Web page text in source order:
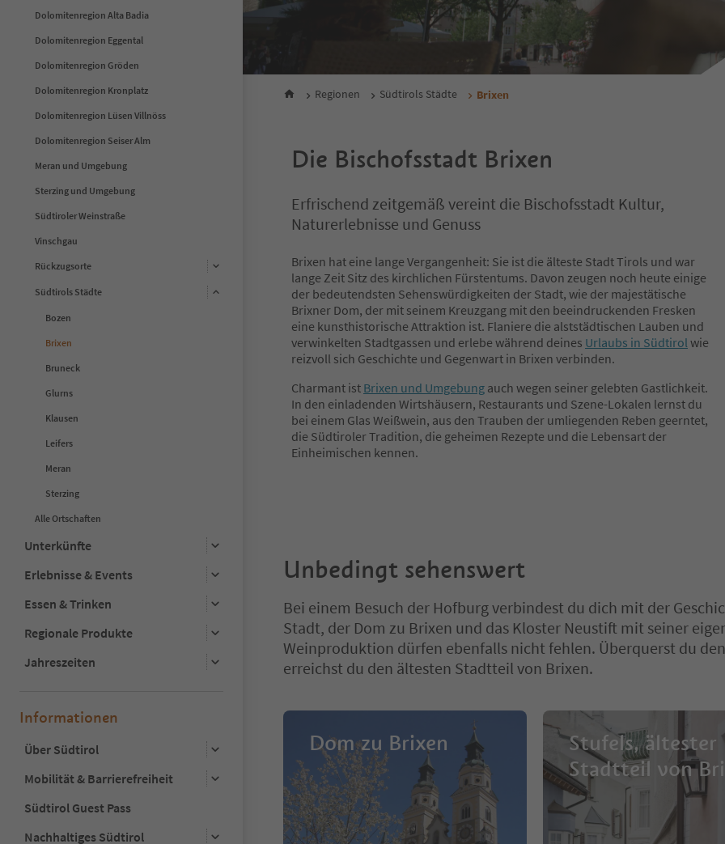
Dolomitenregion Alta Badia
Dolomitenregion Eggental
Dolomitenregion Gröden
Dolomitenregion Kronplatz
Dolomitenregion Lüsen Villnöss
Dolomitenregion Seiser Alm
Meran und Umgebung
Sterzing und Umgebung
Südtiroler Weinstraße
Vinschgau
Rückzugsorte
Südtirols Städte
Bozen
Brixen
Bruneck
Glurns
Klausen
Leifers
Meran
Sterzing
Alle Ortschaften
Unterkünfte
Erlebnisse & Events
Essen & Trinken
Regionale Produkte
Jahreszeiten
Informationen
Über Südtirol
Mobilität & Barrierefreiheit
Südtirol Guest Pass
Nachhaltiges Südtirol
Regionen Südtirols Städte Brixen
Die Bischofsstadt Brixen
Erfrischend zeitgemäß vereint die Bischofsstadt Kultur,
Naturerlebnisse und Genuss
Brixen hat eine lange Vergangenheit: Sie ist die älteste Stadt Tirols und war
lange Zeit Sitz des kirchlichen Fürstentums. Davon zeugen noch heute einige
der bedeutendsten Sehenswürdigkeiten der Stadt, wie der majestätische
Brixner Dom, der mit seinem Kreuzgang mit den beeindruckenden Fresken
eine kunsthistorische Attraktion ist. Flaniere die alststädtischen Lauben und
verwinkelten Stadtgassen und erlebe während deines Urlaubs in Südtirolwie
reizvoll sich Geschichte und Gegenwart in Brixen verbinden.
Charmant ist Brixen und Umgebung auch wegen seiner gelebten Gastlichkeit.
In den einladenden Wirtshäusern, Restaurants und Szene-Lokalen lernst du
bei einem Glas Weißwein, aus den Trauben der umliegenden Reben geerntet,
die Südtiroler Tradition, die geheimen Rezepte und die Lebensart der
Einheimischen kennen.
Unbedingt sehenswert
Bei einem Besuch der Hofburg verbindest du dich mit der
Stadt, der Dom zu Brixen und das Kloster Neustift mit seiner
Weinproduktion dürfen ebenfalls nicht fehlen. Überquerst du
erreichst du den ältesten Stadtteil von Brixen.
Dom zu Brixen
Stufels, ältester
Stadtteil von